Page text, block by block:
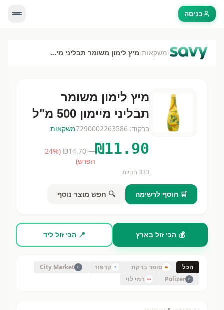
כניסה
›משקאות› מיץ לימון משומר תבליני מיימון 500 מ"ל
מיץ לימון משומר
תבליני מיימון 500 מ"ל
ברקוד: 7290002263586משקאות
₪11.90
— ₪
14.70
(
24%
הפרש)
333 חנויות
🛒 הוסף לרשימה 🔍 חפש מוצר נוסף
💰 הכי זול בארץ 📍 הכי זול ליד
הכל סופר ברקת קרפור C
City Market
P
Polizer רמי לוי